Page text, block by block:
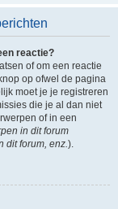
reactie?
of om een reactie
op ofwel de pagina
moet je je registreren
die je al dan niet
of in een
in dit forum
dit forum, enz.).